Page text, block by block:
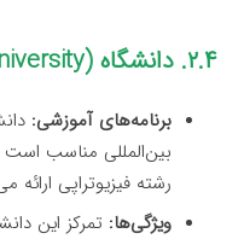
۲.۴. دانشگاه ADA (ADA University)
برنامه‌های آموزشی:
بین‌المللی مناسب است
رشته فیزیوتراپی ارائه
ویژگی‌ها: تمرکز این